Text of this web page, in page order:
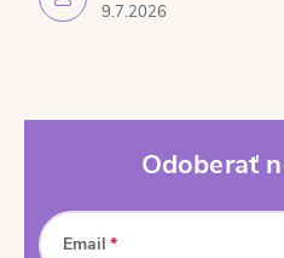
9.7.2026
Zápätie
Odoberať
Email